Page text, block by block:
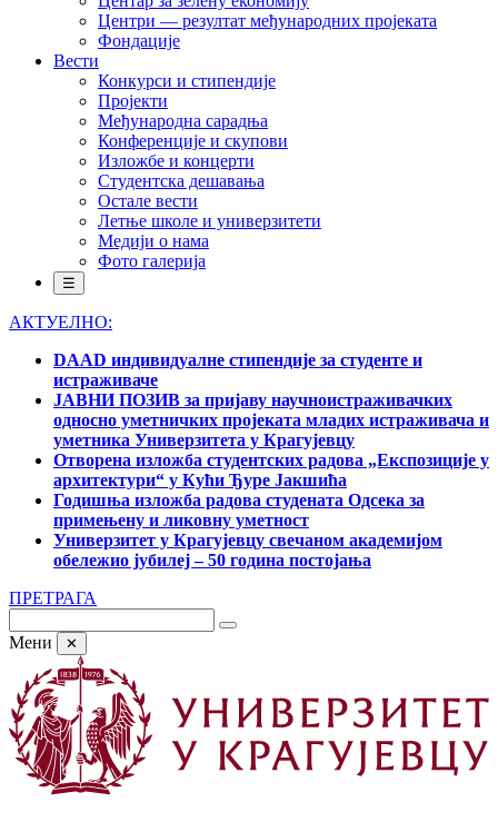
Центри — резултат међународних пројеката
Фондације
Вести
Конкурси и стипендије
Пројекти
Међународна сарадња
Конференције и скупови
Изложбе и концерти
Студентска дешавања
Остале вести
Летње школе и универзитети
Медији о нама
Фото галерија
☰
АКТУЕЛНО:
DAAD индивидуалне стипендије за студенте и
истраживаче
ЈАВНИ ПОЗИВ за пријаву научноистраживачких
односно уметничких пројеката младих истраживача и
уметника Универзитета у Крагујевцу
Отворена изложба студентских радова „Експозиције у
архитектури“ у Кући Ђуре Јакшића
Годишња изложба радова студената Одсека за
примењену и ликовну уметност
Универзитет у Крагујевцу свечаном академијом
обележио јубилеј – 50 година постојања
ПРЕТРАГА
Мени ✕